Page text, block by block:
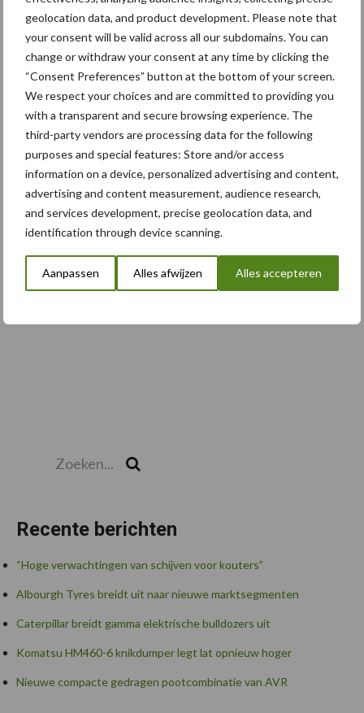
geolocation data, and product development. Please note that
your consent will be valid across all our subdomains. You can
change or withdraw your consent at any time by clicking the
“Consent Preferences” button at the bottom of your screen.
We respect your choices and are committed to providing you
with a transparent and secure browsing experience. The
third-party vendors are processing data for the following
purposes and special features: Store and/or access
information on a device, personalized advertising and content,
advertising and content measurement, audience research,
and services development, precise geolocation data, and
identification through device scanning.
Aanpassen Alles afwijzen Alles accepteren
5 aug
Komatsu HM460-6 knikdumper legt
lat opnieuw hoger
5 aug
Nieuwe compacte gedragen
pootcombinatie van AVR
Toon meer
Recente berichten
“Hoge verwachtingen van schijven voor kouters”
Albourgh Tyres breidt uit naar nieuwe marktsegmenten
Caterpillar breidt gamma elektrische bulldozers uit
Komatsu HM460-6 knikdumper legt lat opnieuw hoger
Nieuwe compacte gedragen pootcombinatie van AVR